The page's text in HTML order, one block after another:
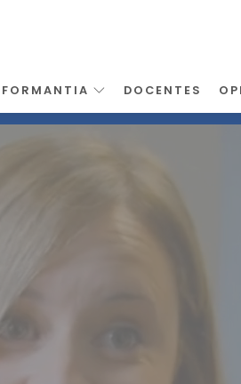
DOCENTES